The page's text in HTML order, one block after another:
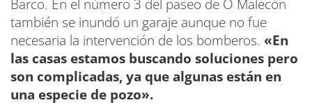
Barco. En el número 3 del paseo de O Malecón
también se inundó un garaje aunque no fue
necesaria la intervención de los bomberos. «En
las casas estamos buscando soluciones pero
son complicadas, ya que algunas están en
una especie de pozo».